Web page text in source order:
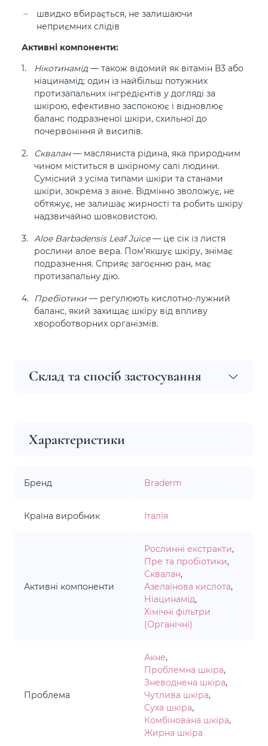
швидко вбирається, не залишаючи
неприємних слідів
Активні компоненти:
Нікотинамід — також відомий як вітамін В3 або
ніацинамід; один із найбільш потужних
протизапальних інгредієнтів у догляді за
шкірою, ефективно заспокоює і відновлює
баланс подразненої шкіри, схильної до
почервоніння й висипів.
Сквалан— масляниста рідина, яка природним
чином міститься в шкірному салі людини.
Сумісний з усіма типами шкіри та станами
шкіри, зокрема з акне. Відмінно зволожує, не
обтяжує, не залишає жирності та робить шкіру
надзвичайно шовковистою.
Aloe Barbadensis Leaf Juice— це сік із листя
рослини алое вера. Пом’якшує шкіру, знімає
подразнення. Сприяє загоєнню ран, має
протизапальну дію.
Пребіотики — регулюють кислотно-лужний
баланс, який захищає шкіру від впливу
хвороботворних організмів.
Склад та спосіб застосування
Характеристики
Бренд Braderm
Країна виробник Італія
Активні компоненти
Рослинні екстракти,
Пре та пробіотики,
Сквалан,
Азелаїнова кислота,
Ніацинамід,
Хімічні фільтри
(Органічні)
Проблема
Акне,
Проблемна шкіра,
Зневоднена шкіра,
Чутлива шкіра,
Суха шкіра,
Комбінована шкіра,
Жирна шкіра